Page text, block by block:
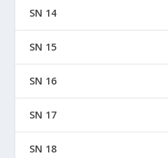
SN 14
SN 15
SN 16
SN 17
SN 18